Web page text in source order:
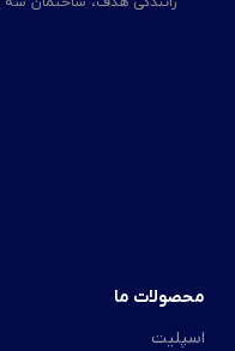
محصولات ما
اسپلیت